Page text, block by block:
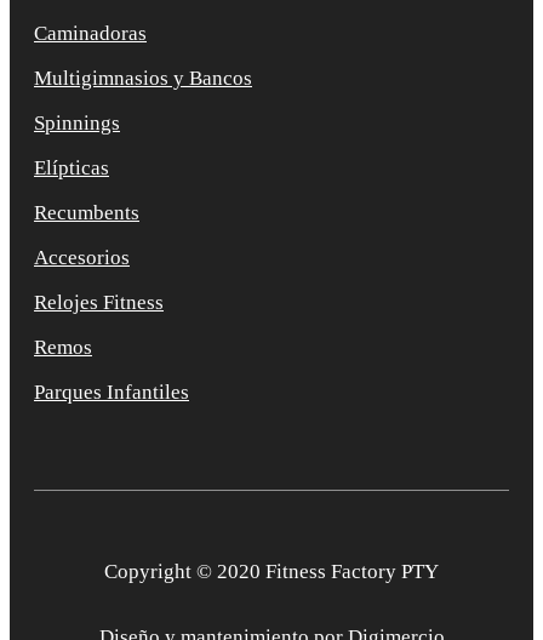
Caminadoras
Multigimnasios y Bancos
Spinnings
Elípticas
Recumbents
Accesorios
Relojes Fitness
Remos
Parques Infantiles
Copyright © 2020 Fitness Factory PTY